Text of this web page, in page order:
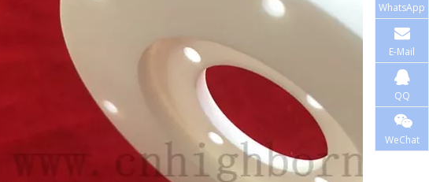
WhatsApp
E-Mail
QQ
WeChat